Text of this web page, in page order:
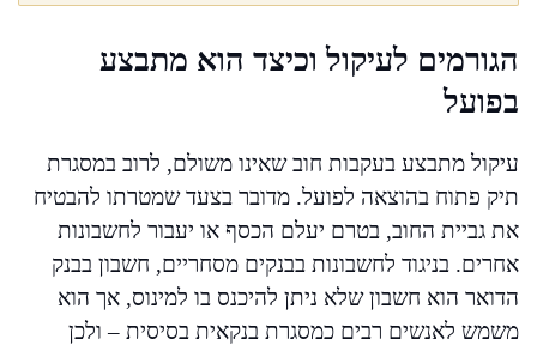
הגורמים לעיקול וכיצד הוא מתבצע
בפועל
עיקול מתבצע בעקבות חוב שאינו משולם, לרוב במסגרת
תיק פתוח בהוצאה לפועל. מדובר בצעד שמטרתו להבטיח
את גביית החוב, בטרם יעלם הכסף או יעבור לחשבונות
אחרים. בניגוד לחשבונות בבנקים מסחריים, חשבון בבנק
הדואר הוא חשבון שלא ניתן להיכנס בו למינוס, אך הוא
משמש לאנשים רבים כמסגרת בנקאית בסיסית – ולכן